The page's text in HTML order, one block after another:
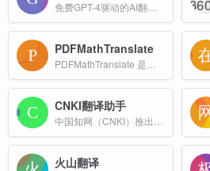
PDFMathTranslate
CNKI翻译助手
火山翻译